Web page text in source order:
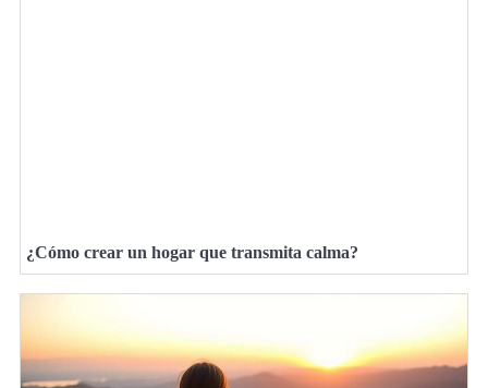
¿Cómo crear un hogar que transmita calma?